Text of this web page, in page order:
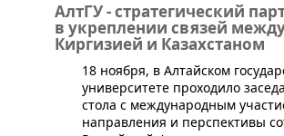
АлтГУ - стратегический
в укреплении связей
Киргизией и Казахстаном
​18 ноября, в Алтайском
университете проходило
стола с международным
направления и перспективы